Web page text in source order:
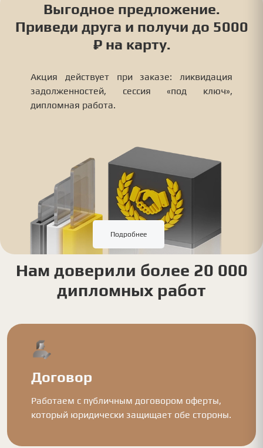
Выгодное предложение.
Приведи друга и получи до 5000
₽ на карту.
Акция действует при заказе: ликвидация
задолженностей, сессия «под ключ»,
дипломная работа.
Подробнее
Нам доверили более 20 000
дипломных работ
Договор
Работаем с публичным договором оферты,
который юридически защищает обе стороны.